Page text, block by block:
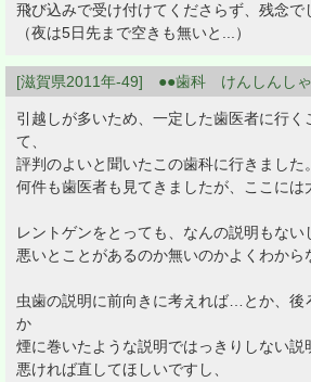
飛び込みで受け付けてくださらず、残念で
（夜は5日先まで空きも無いと...）
[滋賀県2011年-49] ●●歯科 けんしんしゃ
引越しが多いため、一定した歯医者に行く
て、
評判のよいと聞いたこの歯科に行きました。
何件も歯医者も見てきましたが、ここには
レントゲンをとっても、なんの説明もない
悪いとことがあるのか無いのかよくわから
虫歯の説明に前向きに考えれば…とか、後
か
煙に巻いたような説明ではっきりしない説
悪ければ直してほしいですし、